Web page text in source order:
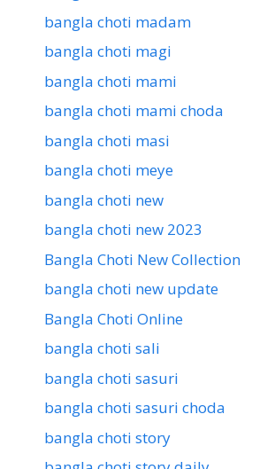
bangla choti madam
bangla choti magi
bangla choti mami
bangla choti mami choda
bangla choti masi
bangla choti meye
bangla choti new
bangla choti new 2023
Bangla Choti New Collection
bangla choti new update
Bangla Choti Online
bangla choti sali
bangla choti sasuri
bangla choti sasuri choda
bangla choti story